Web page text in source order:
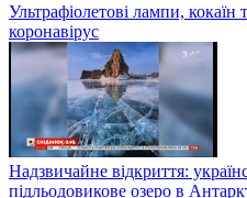
Ультрафіолетові лампи,
коронавірус
Надзвичайне відкриття:
підльодовикове озеро в